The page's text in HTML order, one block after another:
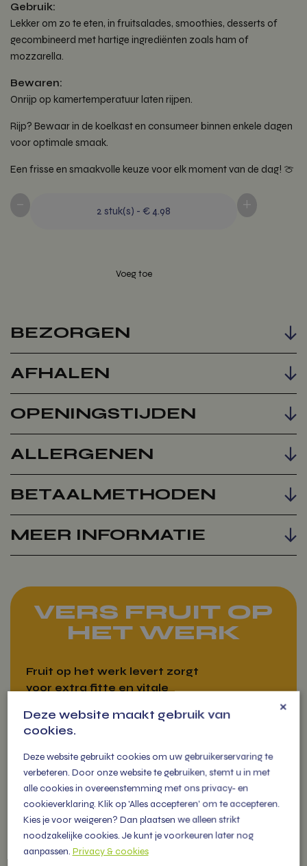
Gebruik:
Lekker om zo te eten, in fruitsalades, smoothies, desserts of
gecombineerd met hartige ingrediënten zoals ham of
mozzarella.
Bewaren:
Onrijp op kamertemperatuur laten rijpen.
Rijp? Bewaar in de koelkast en consumeer binnen enkele dagen
voor optimale smaak.
Een frisse en smaakvolle keuze voor elk moment van de dag! 🍈
- 2 stuk(s) - € 4.98 +
BEZORGEN
AFHALEN
OPENINGSTIJDEN
ALLERGENEN
BETAALMETHODEN
MEER INFORMATIE
VERS FRUIT OP
HET WERK
Fruit op het werk levert zorgt
voor extra fitte en vitale
(s)peer gaan!
VITAMIENTJE
OP DE MARKT
×
Deze website maakt gebruik van
cookies.
Deze website gebruikt cookies om uw gebruikerservaring te
verbeteren. Door onze website te gebruiken, stemt u in met
alle cookies in overeenstemming met ons privacy- en
cookieverklaring. Klik op 'Alles accepteren' om te accepteren.
Kies je voor weigeren? Dan plaatsen we alleen strikt
noodzakelijke cookies. Je kunt je voorkeuren later nog
aanpassen. Privacy & cookies